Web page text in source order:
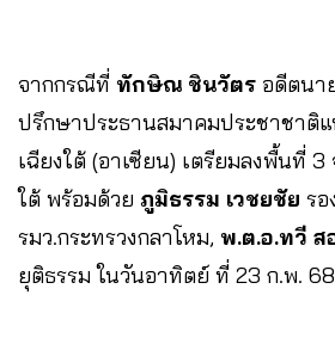
จากกรณีที่ ทักษิณ ชินวัตร อดีตนา
ปรึกษาประธานสมาคมประชาชาติแ
เฉียงใต้ (อาเซียน) เตรียมลงพื้นที่
ใต้ พร้อมด้วย ภูมิธรรม เวชยชัย ร
รมว.กระทรวงกลาโหม, พ.ต.อ.ทวี ส
ยุติธรรม ในวันอาทิตย์ ที่ 23 ก.พ.